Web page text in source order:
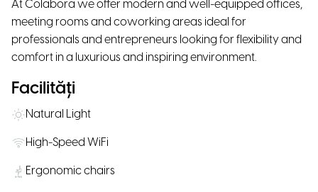
At Colabora we offer modern and well-equipped offices,
meeting rooms and coworking areas ideal for
professionals and entrepreneurs looking for flexibility and
comfort in a luxurious and inspiring environment.
Facilități
Natural Light
High-Speed WiFi
Ergonomic chairs